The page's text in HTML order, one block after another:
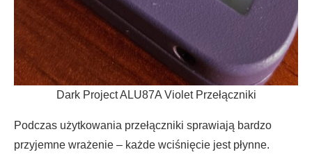
Dark Project ALU87A Violet Przełączniki
Podczas użytkowania przełączniki sprawiają bardzo
przyjemne wrażenie – każde wciśnięcie jest płynne.